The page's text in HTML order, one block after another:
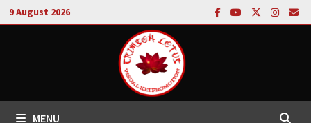
Skip
to
9 August 2026
MENU